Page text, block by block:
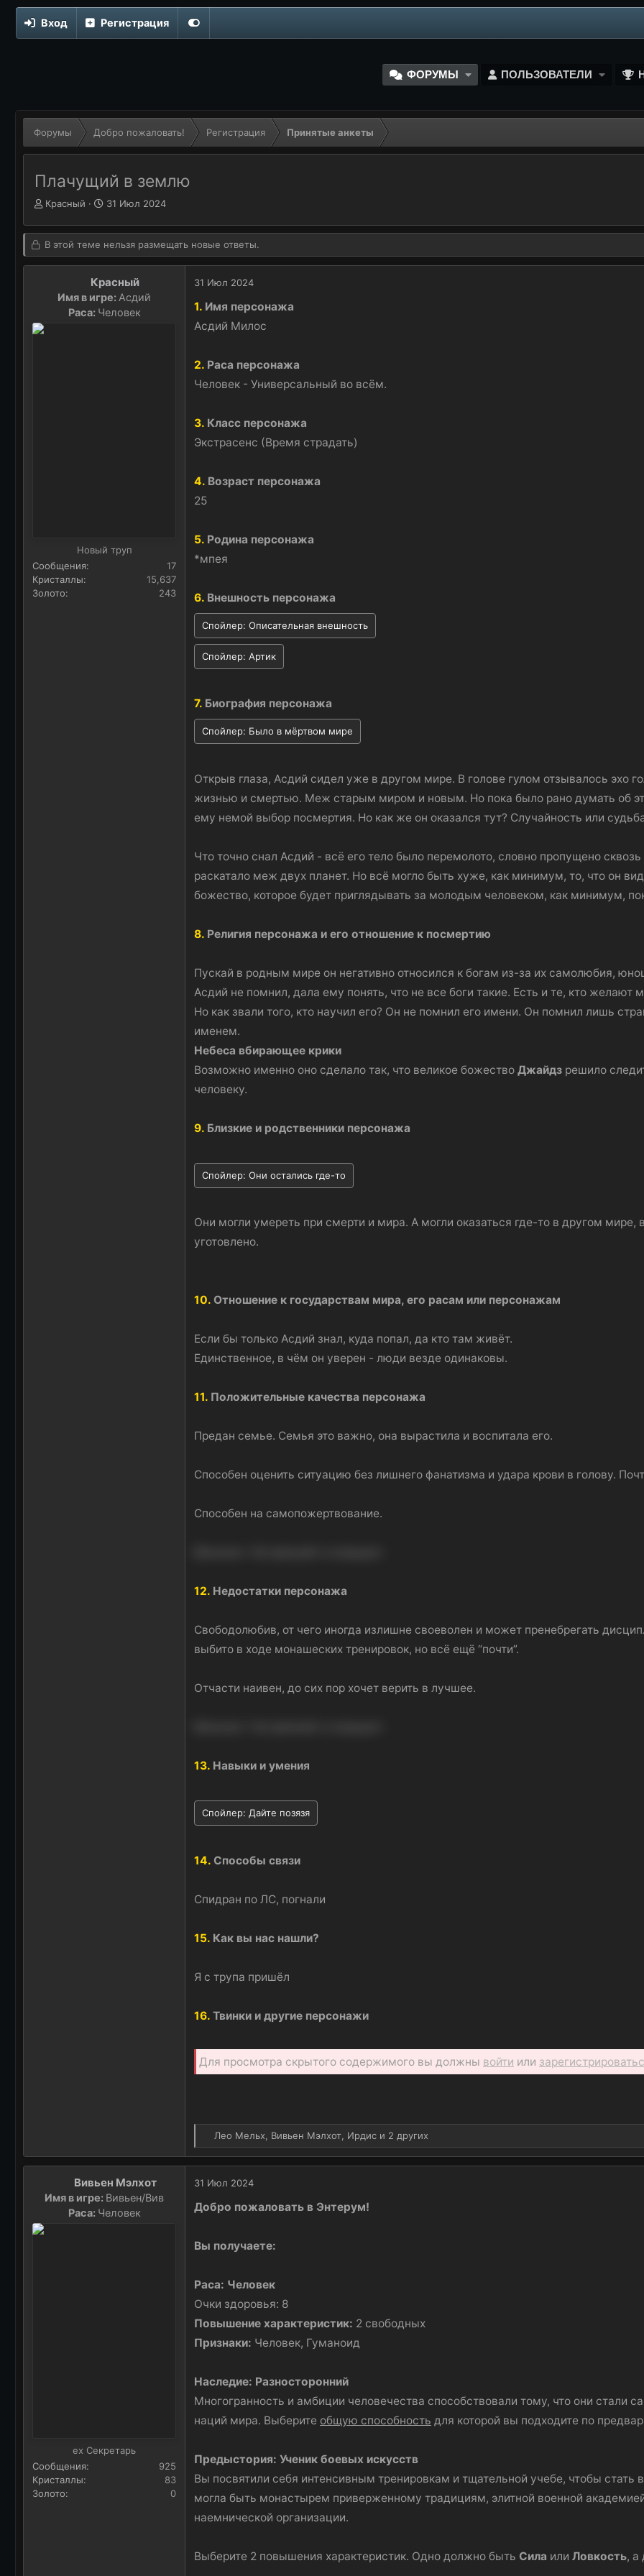
Вход Регистрация
ФОРУМЫ ПОЛЬЗОВАТЕЛИ
Форумы Добро пожаловать! Регистрация Принятые анкеты
Плачущий в землю
Автор темы
А
о
р
Красный Дата начала
Д
а
н
ч
а
л
31 Июл 2024
В этой теме нельзя размещать новые ответы.
Красный
Имя в игре:Асдий
Раса: Человек
Новый труп
Сообщения
17
Кристаллы
15,637
Золото
243
31 Июл 2024
1. Имя персонажа
Асдий Милос
2. Раса персонажа
Человек - Универсальный во всём.
3. Класс персонажа
Экстрасенс (Время страдать)
4. Возраст персонажа
25
5. Родина персонажа
*мпея
6. Внешность персонажа
Спойлер: Описательная внешность
Спойлер: Артик
7. Биография персонажа
Спойлер: Было в мёртвом мире
Открыв глаза, Асдий сидел уже в другом мире. В голове гулом отзывалось эхо
жизнью и смертью. Меж старым миром и новым. Но пока было рано думать об
ему немой выбор посмертия. Но как же он оказался тут? Случайность или
Что точно снал Асдий - всё его тело было перемолото, словно пропущено
раскатало меж двух планет. Но всё могло быть хуже, как минимум, то, что он
божество, которое будет приглядывать за молодым человеком, как минимум,
8. Религия персонажа и его отношение к посмертию
Пускай в родным мире он негативно относился к богам из-за их самолюбия,
Асдий не помнил, дала ему понять, что не все боги такие. Есть и те, кто
Но как звали того, кто научил его? Он не помнил его имени. Он помнил лишь
именем.
Небеса вбирающее крики
Возможно именно оно сделало так, что великое божество Джайдз решило
человеку.
9. Близкие и родственники персонажа
Спойлер: Они остались где-то
Они могли умереть при смерти и мира. А могли оказаться где-то в другом мире,
уготовлено.
10. Отношение к государствам мира, его расам или персонажам
Если бы только Асдий знал, куда попал, да кто там живёт.
Единственное, в чём он уверен - люди везде одинаковы.
11. Положительные качества персонажа
Предан семье. Семья это важно, она вырастила и воспитала его.
Способен оценить ситуацию без лишнего фанатизма и удара крови в голову.
Способен на самопожертвование.
12. Недостатки персонажа
Свободолюбив, от чего иногда излишне своеволен и может пренебрегать
выбито в ходе монашеских тренировок, но всё ещё “почти”.
Отчасти наивен, до сих пор хочет верить в лучшее.
13. Навыки и умения
Спойлер: Дайте позязя
14. Способы связи
Спидран по ЛС, погнали
15. Как вы нас нашли?
Я с трупа пришёл
16. Твинки и другие персонажи
Для просмотра скрытого содержимого вы должны войти или
Р
е
ц
и
и
Лео Мельх Вивьен Мэлхот Ирдис и 2 других
Вивьен Мэлхот
Имя в игре: Вивьен/Вив
Раса: Человек
ex Секретарь
Сообщения
925
Кристаллы
83
Золото
0
31 Июл 2024
Добро пожаловать в Энтерум!
Вы получаете:
Раса: Человек
Очки здоровья: 8
Повышение характеристик: 2 свободных
Признаки: Человек, Гуманоид
Наследие: Разносторонний
Многогранность и амбиции человечества способствовали тому, что они стали
наций мира. Выберите общую способность для которой вы подходите по
Предыстория: Ученик боевых искусств
Вы посвятили себя интенсивным тренировкам и тщательной учебе, чтобы
могла быть монастырем приверженному традициям, элитной военной
наемнической организации.
Выберите 2 повышения характеристик. Одно должно быть Сила или Ловкость, а